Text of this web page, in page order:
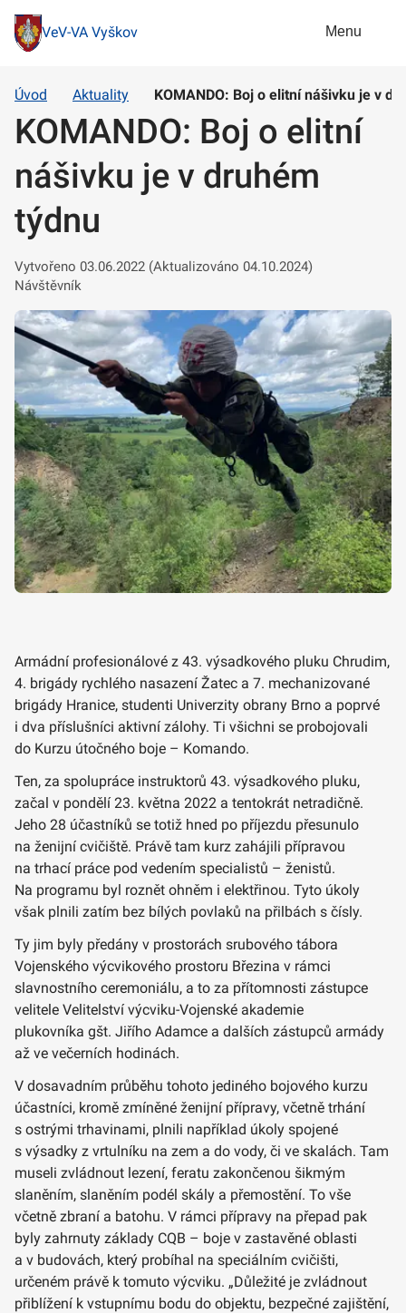
VeV-VA Vyškov Menu
Úvod Aktuality KOMANDO: Boj o elitní nášivku je v
KOMANDO: Boj o elitní
nášivku je v druhém
týdnu
Vytvořeno 03.06.2022 (Aktualizováno 04.10.2024)
Návštěvník
Armádní profesionálové z 43. výsadkového pluku Chrudim,
4. brigády rychlého nasazení Žatec a 7. mechanizované
brigády Hranice, studenti Univerzity obrany Brno a poprvé
i dva příslušníci aktivní zálohy. Ti všichni se probojovali
do Kurzu útočného boje – Komando.
Ten, za spolupráce instruktorů 43. výsadkového pluku,
začal v pondělí 23. května 2022 a tentokrát netradičně.
Jeho 28 účastníků se totiž hned po příjezdu přesunulo
na ženijní cvičiště. Právě tam kurz zahájili přípravou
na trhací práce pod vedením specialistů – ženistů.
Na programu byl roznět ohněm i elektřinou. Tyto úkoly
však plnili zatím bez bílých povlaků na přilbách s čísly.
Ty jim byly předány v prostorách srubového tábora
Vojenského výcvikového prostoru Březina v rámci
slavnostního ceremoniálu, a to za přítomnosti zástupce
velitele Velitelství výcviku-Vojenské akademie
plukovníka gšt. Jiřího Adamce a dalších zástupců armády
až ve večerních hodinách.
V dosavadním průběhu tohoto jediného bojového kurzu
účastníci, kromě zmíněné ženijní přípravy, včetně trhání
s ostrými trhavinami, plnili například úkoly spojené
s výsadky z vrtulníku na zem a do vody, či ve skalách. Tam
museli zvládnout lezení, feratu zakončenou šikmým
slaněním, slaněním podél skály a přemostění. To vše
včetně zbraní a batohu. V rámci přípravy na přepad pak
byly zahrnuty základy CQB – boje v zastavěné oblasti
a v budovách, který probíhal na speciálním cvičišti,
určeném právě k tomuto výcviku. „Důležité je zvládnout
přiblížení k vstupnímu bodu do objektu, bezpečné zajištění,